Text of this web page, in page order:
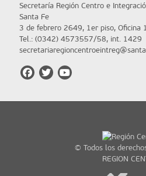
Secretaría Región Centro e
Santa Fe
3 de febrero 2649, 1er piso, Oficina
Tel.: (0342) 4573557/58, int. 1429
© Todos los
REGION